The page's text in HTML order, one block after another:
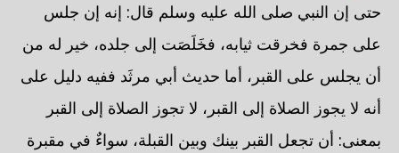
حتى إن النبي صلى الله عليه وسلم قال: إنه إن جلس
على جمرة فخرقت ثيابه، فخَلَصَت إلى جلده، خير له من
أن يجلس على القبر، أما حديث أبي مرثَد ففيه دليل على
أنه لا يجوز الصلاة إلى القبر، لا تجوز الصلاة إلى القبر
بمعنى: أن تجعل القبر بينك وبين القبلة، سواءٌ في مقبرة